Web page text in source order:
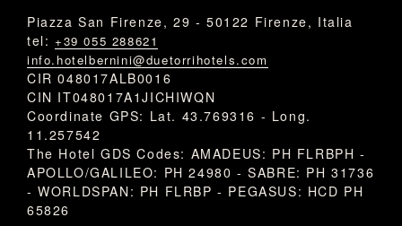
Piazza San Firenze, 29 - 50122 Firenze, Italia
tel: +39 055 288621
info.hotelbernini@duetorrihotels.com
CIR 048017ALB0016
CIN IT048017A1JICHIWQN
Coordinate GPS: Lat. 43.769316 - Long.
11.257542
The Hotel GDS Codes: AMADEUS: PH FLRBPH -
APOLLO/GALILEO: PH 24980 - SABRE: PH 31736
- WORLDSPAN: PH FLRBP - PEGASUS: HCD PH
65826